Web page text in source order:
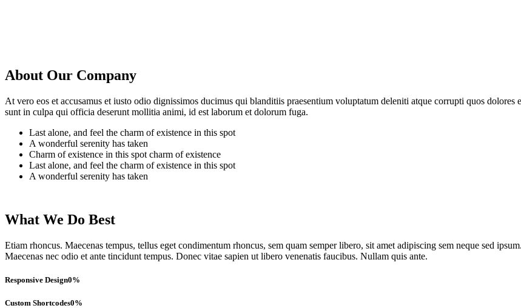
About Our Company
At vero eos et accusamus et iusto odio dignissimos ducimus qui blanditiis praesentium voluptatum deleniti atque corrupti quos
sunt in culpa qui officia deserunt mollitia animi, id est laborum et dolorum fuga.
Last alone, and feel the charm of existence in this spot
A wonderful serenity has taken
Charm of existence in this spot charm of existence
Last alone, and feel the charm of existence in this spot
A wonderful serenity has taken
What We Do Best
Etiam rhoncus. Maecenas tempus, tellus eget condimentum rhoncus, sem quam semper libero, sit amet adipiscing sem neque sed
Maecenas nec odio et ante tincidunt tempus. Donec vitae sapien ut libero venenatis faucibus. Nullam quis ante.
Responsive Design0%
Custom Shortcodes0%